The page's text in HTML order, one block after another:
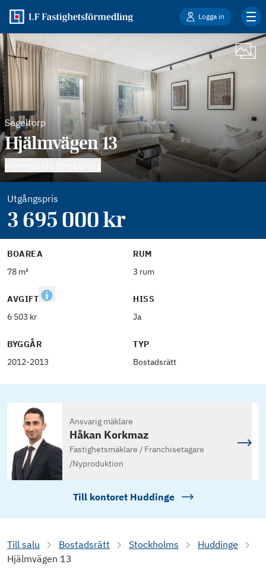
Logga in
Segeltorp
Hjälmvägen 13
Utgångspris
3 695 000kr
BOAREA
78 m²
RUM
3 rum
AVGIFT
6 503 kr
HISS
Ja
BYGGÅR
2012-2013
TYP
Bostadsrätt
Ansvarig mäklare
Håkan Korkmaz
Fastighetsmäklare / Franchisetagare
/Nyproduktion
Till kontoret Huddinge
Till salu Bostadsrätt Stockholms
Huddinge
Hjälmvägen 13